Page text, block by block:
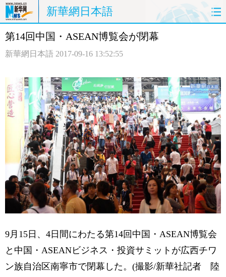
新華網日本語
ホームページ 政治
観光 評論 写真
中日対訳
第14回中国・ASEAN博覧会が閉幕
新華網日本語 2017-09-16 13:52:55
9月15日、4日間にわたる第14回中国・ASEAN博覧会
と中国・ASEANビジネス・投資サミットが広西チワ
ン族自治区南寧市で閉幕した。(撮影/新華社記者 陸